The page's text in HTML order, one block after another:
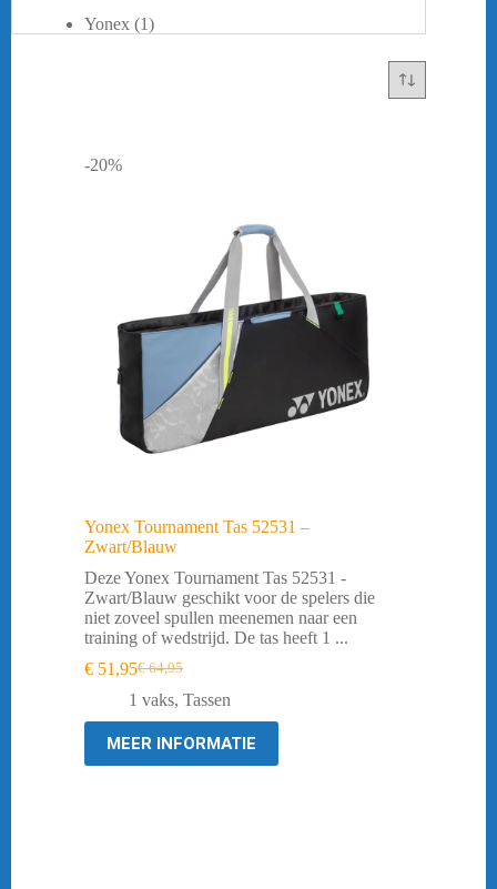
-20%
Yonex Tournament Tas 52531 –
Zwart/Blauw
Deze Yonex Tournament Tas 52531 -
Zwart/Blauw geschikt voor de spelers die
niet zoveel spullen meenemen naar een
training of wedstrijd. De tas heeft 1 ...
€64,95
Oorspronkelijke
prijs
€ 64,95.
€ 51,95Huidige
prijs
€ 51,95.
1 vaks, Tassen
MEER INFORMATIE
Yonex (1)